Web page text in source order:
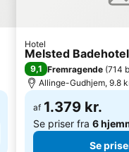
Hotel
Melsted Badehotel
9,1 Fremragende (714
Allinge-Gudhjem, 9.8
af 1.379 kr.
Se priser fra 6
Se